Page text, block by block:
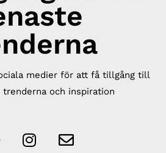
medier för att få tillgång till
trenderna och inspiration